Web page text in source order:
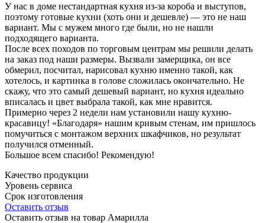
У нас в доме нестандартная кухня из-за короба и выступов,
поэтому готовые кухни (хоть они и дешевле) — это не наш
вариант. Мы с мужем много где были, но не нашли
подходящего варианта.
После всех походов по торговым центрам мы решили делать
на заказ под наши размеры. Вызвали замерщика, он все
обмерил, посчитал, нарисовал кухню именно такой, как
хотелось, и картинка в голове сложилась окончательно. Не
скажу, что это самый дешевый вариант, но кухня идеально
вписалась и цвет выбрала такой, как мне нравится.
Примерно через 2 недели нам установили нашу кухню-
красавицу! «Благодаря» нашим кривым стенам, им пришлось
помучиться с монтажом верхних шкафчиков, но результат
получился отменный.
Большое всем спасибо! Рекомендую!
Качество продукции
Уровень сервиса
Срок изготовления
Оставить отзыв
Оставить отзыв на товар Амарилла